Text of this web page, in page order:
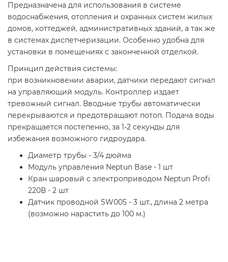
Предназначена для использования в системе
водоснабжения, отопления и охранных систем жилых
домов, коттеджей, административных зданий, а так же
в системах диспетчеризации. Особенно удобна для
установки в помещениях с законченной отделкой.
Принцип действия системы:
при возникновении аварии, датчики передают сигнал
на управляющий модуль. Контроллер издает
тревожный сигнал. Вводные трубы автоматически
перекрываются и предотвращают потоп. Подача воды
прекращается постепенно, за 1-2 секунды для
избежания возможного гидроудара.
Диаметр трубы - 3/4 дюйма
Модуль управления Neptun Base - 1 шт
Кран шаровый с электроприводом Neptun Profi
220В - 2 шт
Датчик проводной SW005 - 3 шт., длина 2 метра
(возможно нарастить до 100 м.)